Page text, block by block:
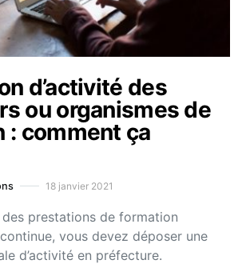
d’activité des
ou organismes de
: comment ça
18 janvier 2021
prestations de formation
vous devez déposer une
d’activité en préfecture.